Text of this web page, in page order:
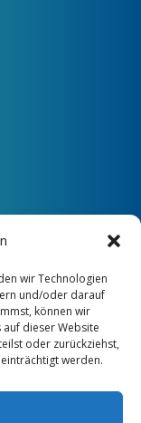
wir Technologien
und/oder darauf
können wir
dieser Website
oder zurückziehst,
werden.